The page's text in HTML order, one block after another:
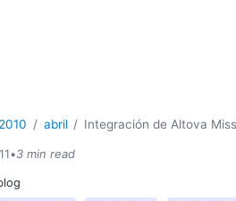
2010 abril Integración de Altova
•3 min read